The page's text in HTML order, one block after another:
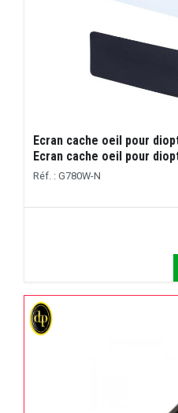
Ecran cache oeil pour
Ecran cache oeil pour
Réf. : G780W-N